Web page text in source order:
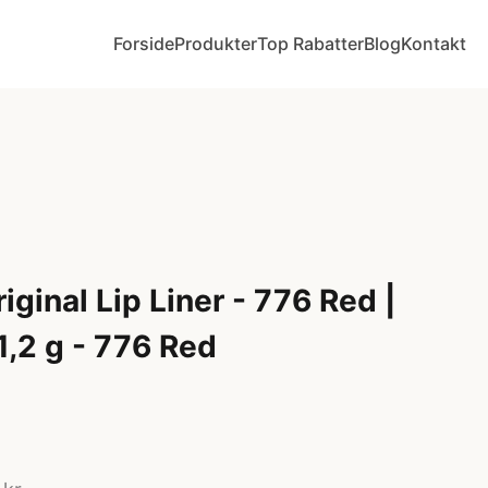
ForsideProdukterTop RabatterBlogKontakt
Lip Liner - 776 Red |
g - 776 Red